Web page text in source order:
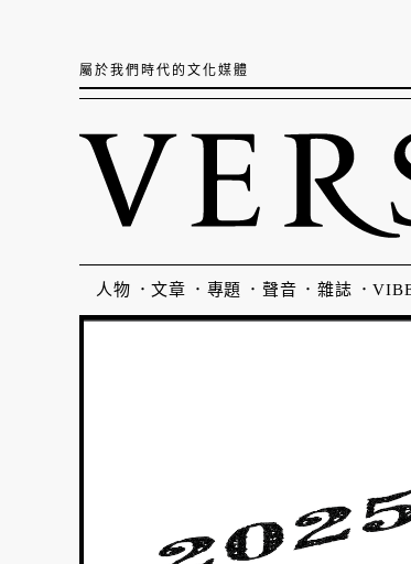
屬於我們時代的文化媒體
人物 文章 專題 聲音 雜誌